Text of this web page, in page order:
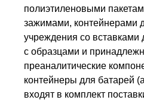
полиэтиленовыми
зажимами, контейнерами
учреждения со вставками
с образцами и
преаналитические
контейнеры для батарей
входят в комплект